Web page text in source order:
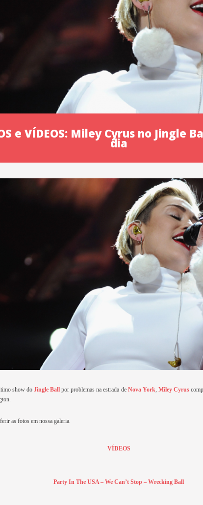
e VÍDEOS: Miley Cyrus no Jingle
dia
show doJingle Ball por problemas na estrada de Nova York Miley Cyrus
as fotos em nossa galeria.
VÍDEOS
Party In The USA – We Can’t Stop – Wrecking Ball